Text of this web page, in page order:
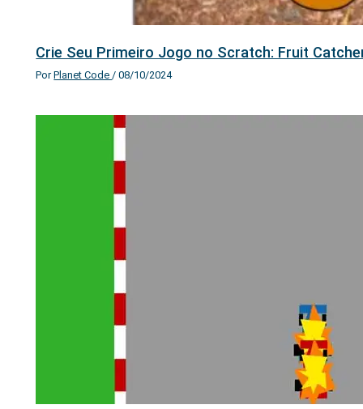
Crie Seu Primeiro Jogo no Scratch: Fruit
PorPlanet Code /08/10/2024